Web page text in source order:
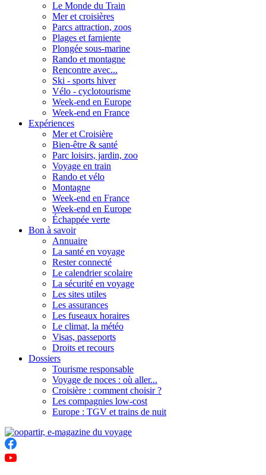
Le Monde du Train
Mer et croisières
Parcs attraction, zoos
Plages et farniente
Plongée sous-marine
Rando et montagne
Rencontre avec...
Ski - sports hiver
Vélo - cyclotourisme
Week-end en Europe
Week-end en France
Expériences
Mer et Croisière
Bien-être & santé
Parc loisirs, jardin, zoo
Voyage en train
Rando et vélo
Montagne
Week-end en France
Week-end en Europe
Échappée verte
Bon à savoir
Annuaire
La santé en voyage
Rester connecté
Le calendrier scolaire
La sécurité en voyage
Les sites utiles
Les assurances
Les fuseaux horaires
Le climat, la météo
Visas, passeports
Droits et recours
Dossiers
Tourisme responsable
Voyage de noces : où aller...
Croisière : comment choisir ?
Les compagnies low-cost
Europe : TGV et trains de nuit